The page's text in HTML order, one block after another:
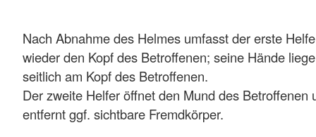
Nach Abnahme des Helmes umfasst der erste
wieder den Kopf des Betroffenen; seine Hände
seitlich am Kopf des Betroffenen.
Der zweite Helfer öffnet den Mund des Betroffenen
entfernt ggf. sichtbare Fremdkörper.